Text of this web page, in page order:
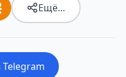
Ещё…
Telegram